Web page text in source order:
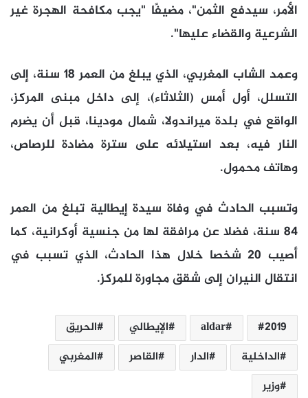
الأمر، سيدفع الثمن"، مضيفًا "يجب مكافحة الهجرة غير
الشرعية والقضاء عليها".
وعمد الشاب المغربي، الذي يبلغ من العمر 18 سنة، إلى
التسلل، أول أمس (الثلاثاء)، إلى داخل مبنى المركز،
الواقع في بلدة ميراندولا، شمال مودينا، قبل أن يضرم
النار فيه، بعد استيلائه على سترة مضادة للرصاص،
وهاتف محمول.
وتسبب الحادث في وفاة سيدة إيطالية تبلغ من العمر
84 سنة، فضلا عن مرافقة لها من جنسية أوكرانية، كما
أصيب 20 شخصا خلال هذا الحادث، الذي تسبب في
انتقال النيران إلى شقق مجاورة للمركز.
2019
aldar الإيطالي
الحريق
الداخلية
الدار القاصر
المغربي
وزير